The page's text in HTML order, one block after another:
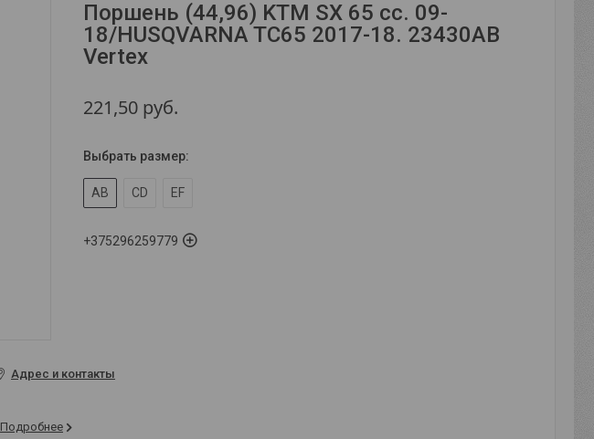
Поршень (44,96) KTM SX 65 cc. 09-
18/HUSQVARNA TC65 2017-18. 23430AB
Vertex
221,50 руб.
Выбрать размер:
AB CD EF
+375296259779
Адрес и контакты
Подробнее